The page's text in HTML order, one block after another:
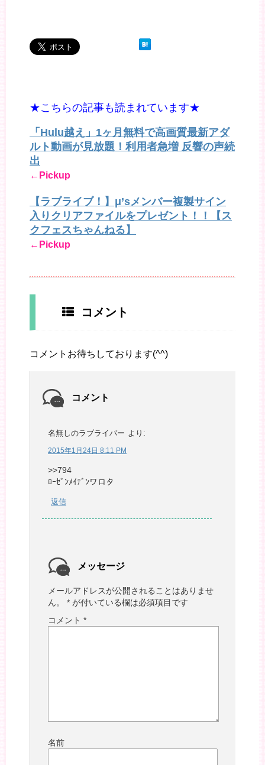
★こちらの記事も読まれています★
「Hulu越え」1ヶ月無料で高画質最新アダ
ルト動画が見放題！利用者急増 反響の声続
出
←Pickup
【ラブライブ！】μ’sメンバー複製サイン
入りクリアファイルをプレゼント！！【ス
クフェスちゃんねる】
←Pickup
コメント
コメントお待ちしております(^^)
コメント
名無しのラブライバー より:
2015年1月24日 8:11 PM
>>794
ﾛｰｾﾞﾝﾒｲﾃﾞﾝワロタ
返信
メッセージ
メールアドレスが公開されることはありませ
ん。
* が付いている欄は必須項目です
コメント *
名前